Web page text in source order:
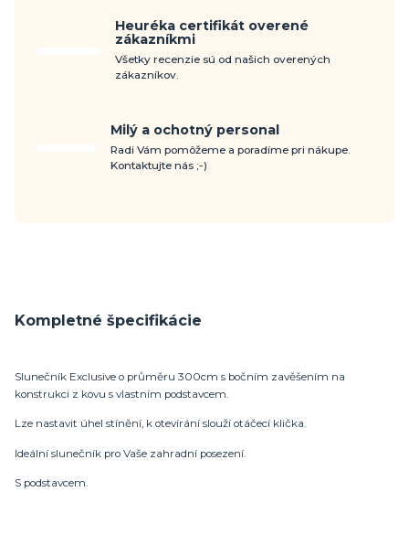
Heuréka certifikát overené
zákazníkmi
Všetky recenzie sú od našich overených
zákazníkov.
Milý a ochotný personal
Radi Vám pomôžeme a poradíme pri nákupe.
Kontaktujte nás ;-)
Kompletné špecifikácie
Slunečník Exclusive o průměru 300cm s bočním zavěšením na
konstrukci z kovu s vlastním podstavcem.
Lze nastavit úhel stínění, k otevírání slouží otáčecí klička.
Ideální slunečník pro Vaše zahradní posezení.
S podstavcem.